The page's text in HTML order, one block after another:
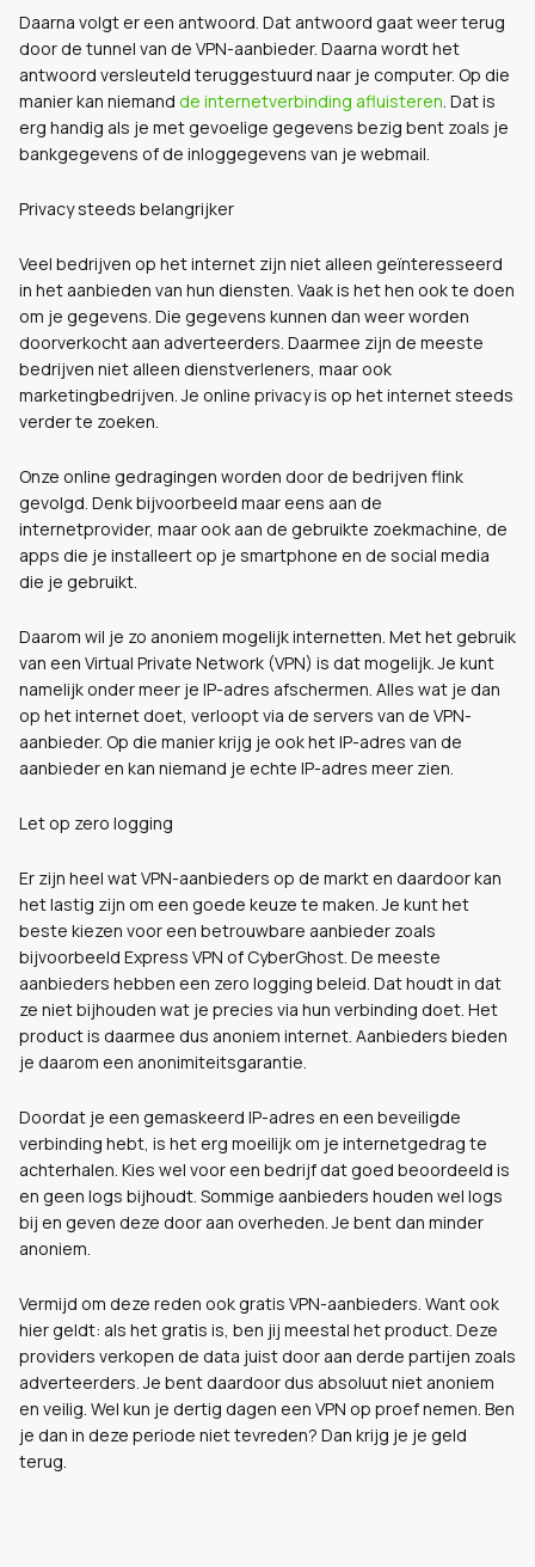
Daarna volgt er een antwoord. Dat antwoord gaat weer terug
door de tunnel van de VPN-aanbieder. Daarna wordt het
antwoord versleuteld teruggestuurd naar je computer. Op die
manier kan niemand de internetverbinding afluisteren. Dat is
erg handig als je met gevoelige gegevens bezig bent zoals je
bankgegevens of de inloggegevens van je webmail.
Privacy steeds belangrijker
Veel bedrijven op het internet zijn niet alleen geïnteresseerd
in het aanbieden van hun diensten. Vaak is het hen ook te doen
om je gegevens. Die gegevens kunnen dan weer worden
doorverkocht aan adverteerders. Daarmee zijn de meeste
bedrijven niet alleen dienstverleners, maar ook
marketingbedrijven. Je online privacy is op het internet steeds
verder te zoeken.
Onze online gedragingen worden door de bedrijven flink
gevolgd. Denk bijvoorbeeld maar eens aan de
internetprovider, maar ook aan de gebruikte zoekmachine, de
apps die je installeert op je smartphone en de social media
die je gebruikt.
Daarom wil je zo anoniem mogelijk internetten. Met het gebruik
van een Virtual Private Network (VPN) is dat mogelijk. Je kunt
namelijk onder meer je IP-adres afschermen. Alles wat je dan
op het internet doet, verloopt via de servers van de VPN-
aanbieder. Op die manier krijg je ook het IP-adres van de
aanbieder en kan niemand je echte IP-adres meer zien.
Let op zero logging
Er zijn heel wat VPN-aanbieders op de markt en daardoor kan
het lastig zijn om een goede keuze te maken. Je kunt het
beste kiezen voor een betrouwbare aanbieder zoals
bijvoorbeeld Express VPN of CyberGhost. De meeste
aanbieders hebben een zero logging beleid. Dat houdt in dat
ze niet bijhouden wat je precies via hun verbinding doet. Het
product is daarmee dus anoniem internet. Aanbieders bieden
je daarom een anonimiteitsgarantie.
Doordat je een gemaskeerd IP-adres en een beveiligde
verbinding hebt, is het erg moeilijk om je internetgedrag te
achterhalen. Kies wel voor een bedrijf dat goed beoordeeld is
en geen logs bijhoudt. Sommige aanbieders houden wel logs
bij en geven deze door aan overheden. Je bent dan minder
anoniem.
Vermijd om deze reden ook gratis VPN-aanbieders. Want ook
hier geldt: als het gratis is, ben jij meestal het product. Deze
providers verkopen de data juist door aan derde partijen zoals
adverteerders. Je bent daardoor dus absoluut niet anoniem
en veilig. Wel kun je dertig dagen een VPN op proef nemen. Ben
je dan in deze periode niet tevreden? Dan krijg je je geld
terug.